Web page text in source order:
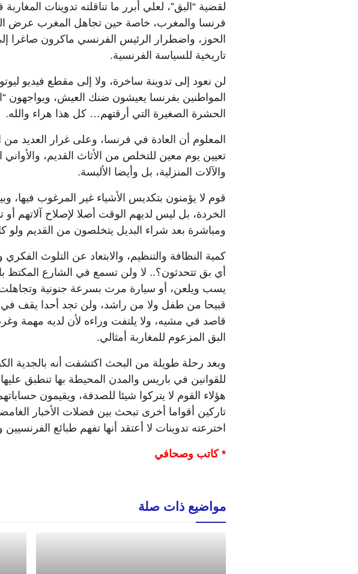
لقضية “البق”، لعلي أبرر ما تناقلته تدوينات
فرنسا والمغرب، خاصة حين تجاهل المغرب عرض
الحوز، واضطرار الرئيس الفرنسي ماكرون صاغرا
تاريخية للسياسة الفرنسية.
لن نعود إلى تدوينة ساخرة، ولا إلى مقطع فيديو
المواطنين بفرنسا يعيشون ضنك العيش، ويواجهون
الحشرة الصغيرة التي أرقتهم… كل هذا هراء والله.
المعلوم أن العادة في فرنسا، وعلى غرار العديد من
تعيين يوم معين للتخلص من الأثاث القديم، والأواني
والآلات المنزلية، بل وأيضا الألبسة.
قوم لا يؤمنون بتكديس الأشياء غير المرغوب فيها،
الخردة، بل ليس لديهم الوقت أصلا لإصلاح آلاتهم أو
ومباشرة بعد شراء البديل يتخلصون من القديم ولو
كمية النظافة والتنظيم، والابتعاد عن التلوث
أي بق تتحدثون؟.. لا ولن تسمع في الشارع المكتظ
يسب ويلعن، أو سيارة مرت بسرعة جنونية
قبيحا من طفل ولا من راشد، ولن تجد أحدا يقف في
قاصد في مشيه، ولا يلتفت وراءه لأن لديه مهمة
البق المزعوم للمغاربة أمثالي.
وبعد رحلة طويلة من البحث اكتشفت أنه بالجدية
للقوانين في باريس والمدن المحيطة بها تنطبق عليها
هؤلاء القوم لا يتركوا شيئا للصدفة، ويقيمون
تاركين أقواما أخرى تبحث بين فضلات الأخبار
اخترعته تدوينات لا أعتقد أنها تفهم طبائع الفرنسيين
* كاتب وصحافي
مواضيع ذات صلة